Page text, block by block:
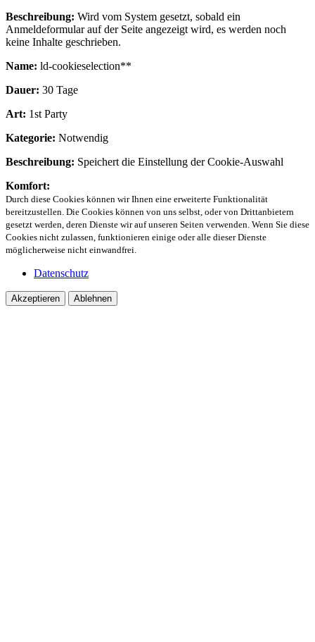
Beschreibung: Wird vom System gesetzt, sobald ein
Anmeldeformular auf der Seite angezeigt wird, es werden noch
keine Inhalte geschrieben.
Name: ld-cookieselection**
Dauer: 30 Tage
Art: 1st Party
Kategorie: Notwendig
Beschreibung: Speichert die Einstellung der Cookie-Auswahl
Komfort:
Durch diese Cookies können wir Ihnen eine erweiterte Funktionalität
bereitzustellen. Die Cookies können von uns selbst, oder von Drittanbietern
gesetzt werden, deren Dienste wir auf unseren Seiten verwenden. Wenn Sie diese
Cookies nicht zulassen, funktionieren einige oder alle dieser Dienste
möglicherweise nicht einwandfrei.
Datenschutz
Akzeptieren Ablehnen